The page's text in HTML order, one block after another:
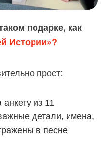
подарке, как
Истории»?
прост:
из 11
детали, имена,
в песне